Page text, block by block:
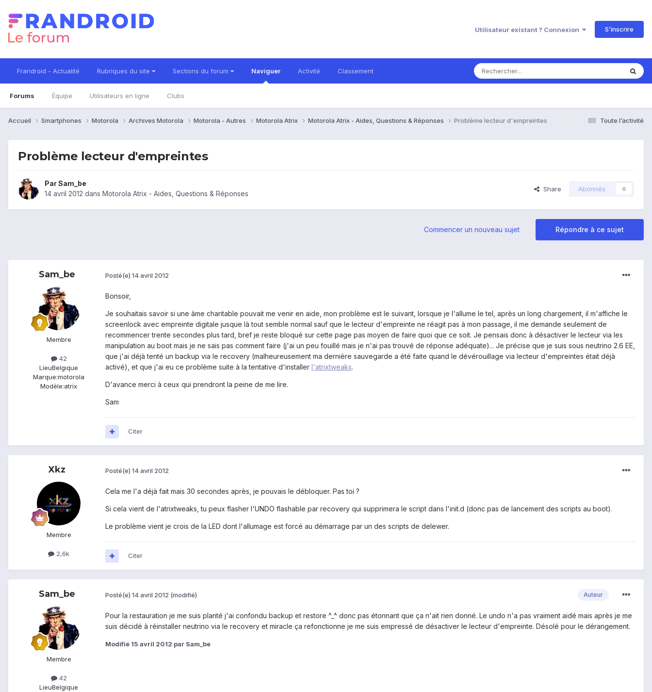
Utilisateur existant ? Connexion S’inscrire
Frandroid - Actualité Rubriques du site Sections du forum Naviguer
Forums Équipe Utilisateurs en ligne Clubs
Activité Classement
Toute l’activité
Accueil Smartphones Motorola Archives Motorola Motorola - Autres Motorola Atrix Motorola Atrix - Aides, Questions & Réponses Problème lecteur d'empreintes
Problème lecteur d'empreintes
ParSam_be
14 avril 2012 dans Motorola Atrix - Aides, Questions & Réponses
Share Abonnés 0
Répondre à ce sujet
Commencer un nouveau sujet
Sam_be
Membre
42
LieuBelgique
Marque:motorola
Modèle:atrix
Posté(e) 14 avril 2012
Bonsoir,
Je souhaitais savoir si une âme charitable pouvait me venir en aide, mon problème est le suivant, lorsque je l'allume le tel, après un long chargement, il m'affiche le
screenlock avec empreinte digitale jusque là tout semble normal sauf que le lecteur d'empreinte ne réagit pas à mon passage, il me demande seulement de
recommencer trente secondes plus tard, bref je reste bloqué sur cette page pas moyen de faire quoi que ce soit. Je pensais donc à désactiver le lecteur via les
manipulation au boot mais je ne sais pas comment faire (j'ai un peu fouillé mais je n'ai pas trouvé de réponse adéquate)... Je précise que je suis sous neutrino 2.6 EE,
que j'ai déjà tenté un backup via le recovery (malheureusement ma dernière sauvegarde a été faite quand le dévérouillage via lecteur d'empreintes était déjà
activé), et que j'ai eu ce problème suite à la tentative d'installer l'atrixtweaks.
D'avance merci à ceux qui prendront la peine de me lire.
Sam
Citer
Xkz
Membre
2,6k
Posté(e) 14 avril 2012
Cela me l'a déjà fait mais 30 secondes après, je pouvais le débloquer. Pas toi ?
Si cela vient de l'atrixtweaks, tu peux flasher l'UNDO flashable par recovery qui supprimera le script dans l'init.d (donc pas de lancement des scripts au boot).
Le problème vient je crois de la LED dont l'allumage est forcé au démarrage par un des scripts de delewer.
Citer
Sam_be
Membre
42
LieuBelgique
Auteur
Posté(e) 14 avril 2012 (modifié)
Pour la restauration je me suis planté j'ai confondu backup et restore ^_^ donc pas étonnant que ça n'ait rien donné. Le undo n'a pas vraiment aidé mais après je me
suis décidé à réinstaller neutrino via le recovery et miracle ça refonctionne je me suis empressé de désactiver le lecteur d'empreinte. Désolé pour le dérangement.
Modifié 15 avril 2012 par Sam_be